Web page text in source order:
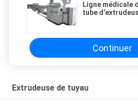
Ligne médicale
tube
Continuer
Extrudeuse de tuyau